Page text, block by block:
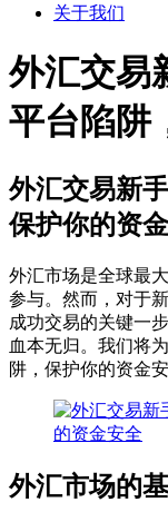
关于我们
外汇交易
平台陷阱
外汇交易新
保护你的资
外汇市场是全球最
参与。然而，对于
成功交易的关键一
血本无归。我们将
阱，保护你的资金安
外汇市场的